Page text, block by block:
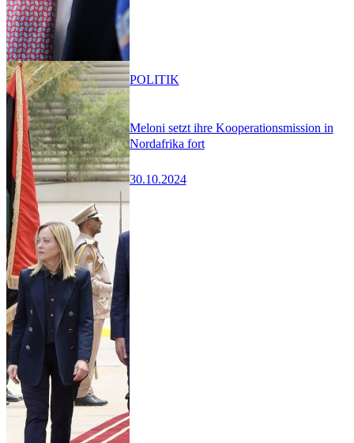
Meloni setzt ihre Kooperationsmission in
Nordafrika fort
30.10.2024
POLITIK